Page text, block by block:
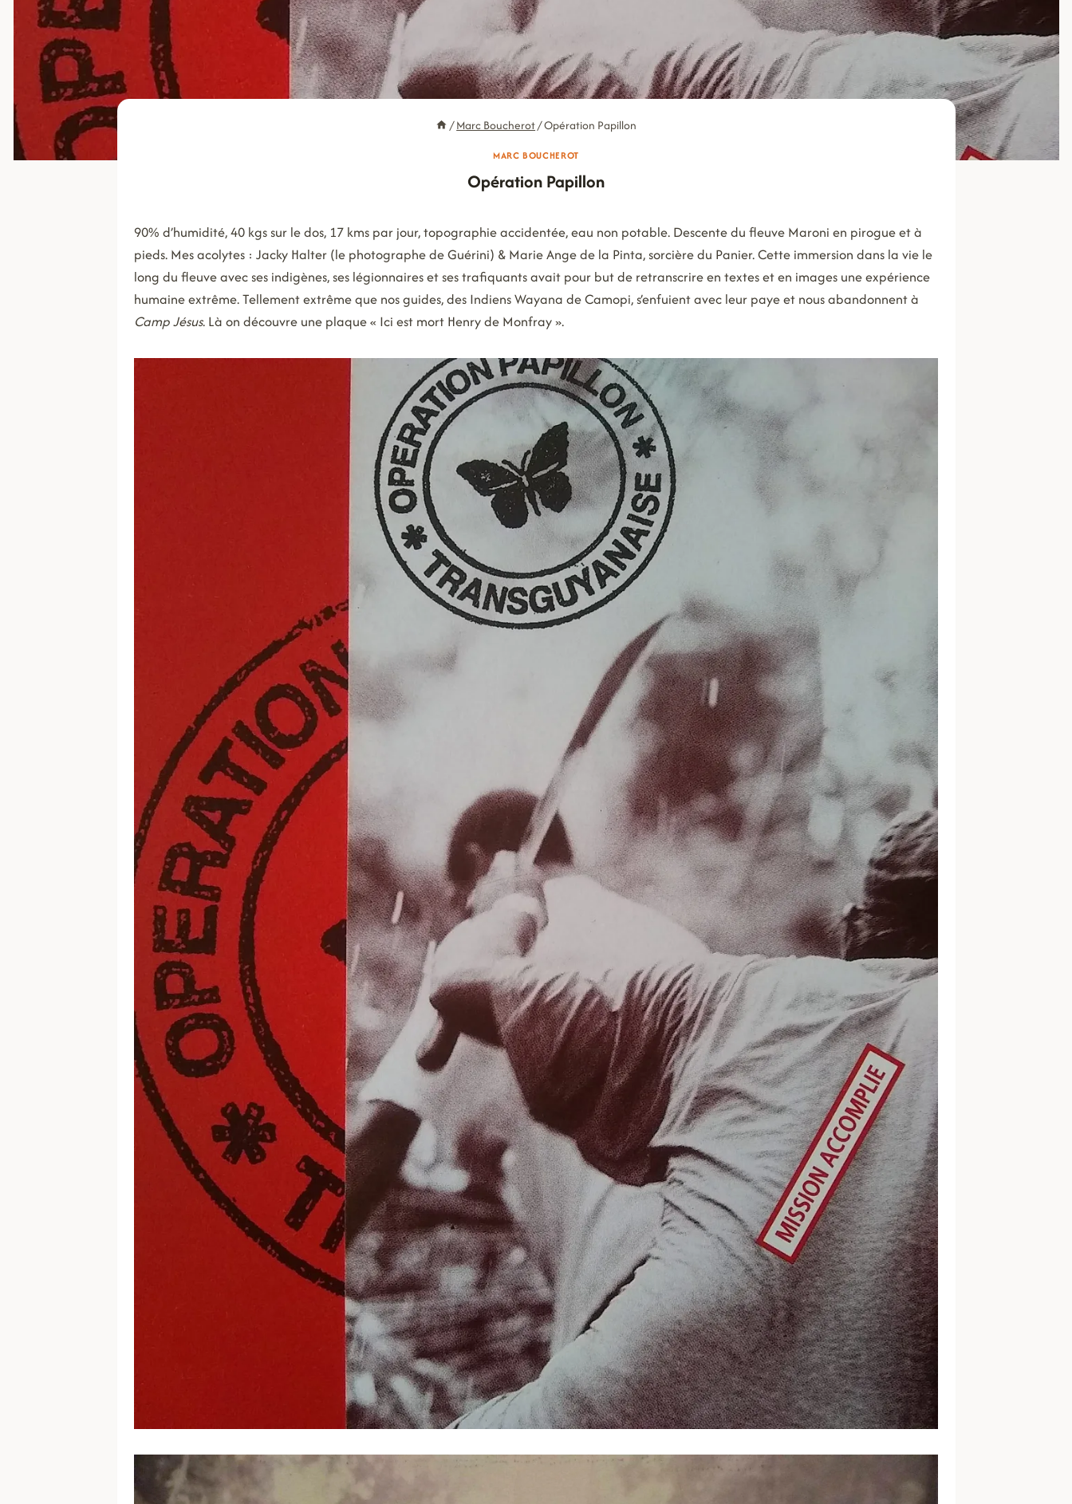
/Marc Boucherot/Opération Papillon
MARC BOUCHEROT
Opération Papillon
90% d’humidité, 40 kgs sur le dos, 17 kms par jour, topographie accidentée, eau non potable. Descente du fleuve Maroni en pirogue et à
pieds. Mes acolytes : Jacky Halter (le photographe de Guérini) & Marie Ange de la Pinta, sorcière du Panier. Cette immersion dans la vie le
long du fleuve avec ses indigènes, ses légionnaires et ses trafiquants avait pour but de retranscrire en textes et en images une expérience
humaine extrême. Tellement extrême que nos guides, des Indiens Wayana de Camopi, s’enfuient avec leur paye et nous abandonnent à
Camp Jésus. Là on découvre une plaque « Ici est mort Henry de Monfray ».